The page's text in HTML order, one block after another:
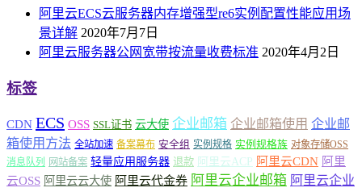
阿里云ECS云服务器内存增强型re6实例配置性能应用场
景详解 2020年7月7日
阿里云服务器公网宽带按流量收费标准 2020年4月2日
标签
CDN ECS OSS SSL证书 云大使 企业邮箱 企业邮箱使用 企业邮
箱使用方法 全站加速 备案幕布 安全组 实例规格 实例规格族 对象存储OSS
消息队列
网站备案 轻量应用服务器 退款 阿里云ACP 阿里云CDN 阿里
云OSS 阿里云云大使 阿里云代金券 阿里云企业邮箱 阿里云企业